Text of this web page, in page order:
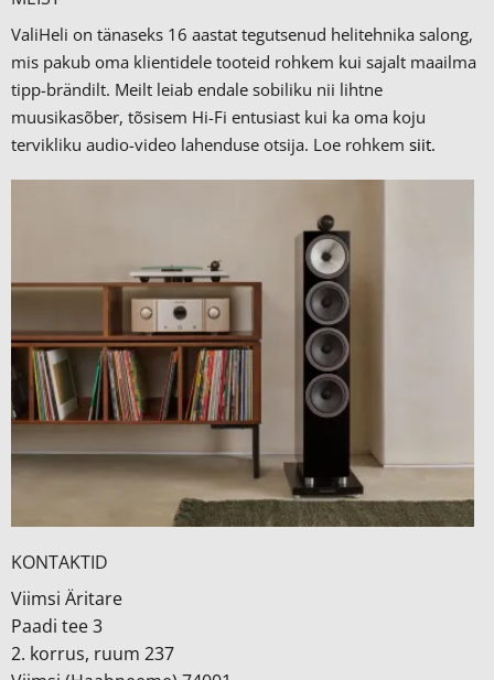
ValiHeli on tänaseks 16 aastat tegutsenud helitehnika salong,
mis pakub oma klientidele tooteid rohkem kui sajalt maailma
tipp-brändilt. Meilt leiab endale sobiliku nii lihtne
muusikasõber, tõsisem Hi-Fi entusiast kui ka oma koju
tervikliku audio-video lahenduse otsija. Loe rohkem siit.
KONTAKTID
Viimsi Äritare
Paadi tee 3
2. korrus, ruum 237